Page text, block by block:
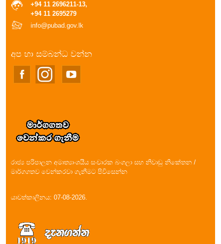
+94 11 2696211-13,
+94 11 2695279
info@pubad.gov.lk
අප හා සම්බන්ධ වන්න
රාජ්‍ය පරිපාලන අමාත්‍යාංශයීය සංචාරක බංගලා සහ නිවාඩු නිකේතන /
මාර්ගගතව වෙන්කරවා ගැනීමට පිවිසෙන්න
යාවත්කාලිනය: 07-08-2026.